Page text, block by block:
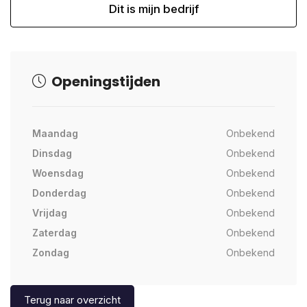
Dit is mijn bedrijf
Openingstijden
Maandag
Onbekend
Dinsdag
Onbekend
Woensdag
Onbekend
Donderdag
Onbekend
Vrijdag
Onbekend
Zaterdag
Onbekend
Zondag
Onbekend
Terug naar overzicht